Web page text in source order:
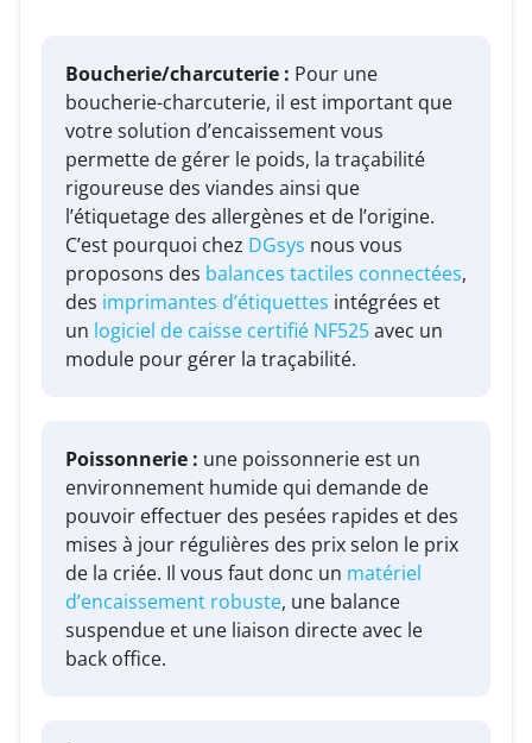
Boucherie/charcuterie : Pour une
boucherie-charcuterie, il est important que
votre solution d’encaissement vous
permette de gérer le poids, la traçabilité
rigoureuse des viandes ainsi que
l’étiquetage des allergènes et de l’origine.
C’est pourquoi chez DGsys nous vous
proposons des balances tactiles connectées,
des imprimantes d’étiquettes intégrées et
un logiciel de caisse certifié NF525avec un
module pour gérer la traçabilité.
Poissonnerie : une poissonnerie est un
environnement humide qui demande de
pouvoir effectuer des pesées rapides et des
mises à jour régulières des prix selon le prix
de la criée. Il vous faut donc un matériel
d’encaissement robuste, une balance
suspendue et une liaison directe avec le
back office.